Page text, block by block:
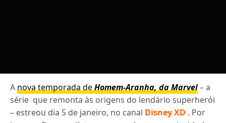
A nova temporada deHomem-Aranha, da Marvel– a
série que remonta às origens do lendário superherói
– estreou dia 5 de janeiro, no canal Disney XD . Por